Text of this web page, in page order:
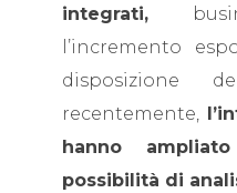
integrati,
l’incremento
disposizione
recentemente,
hanno
possibilità di